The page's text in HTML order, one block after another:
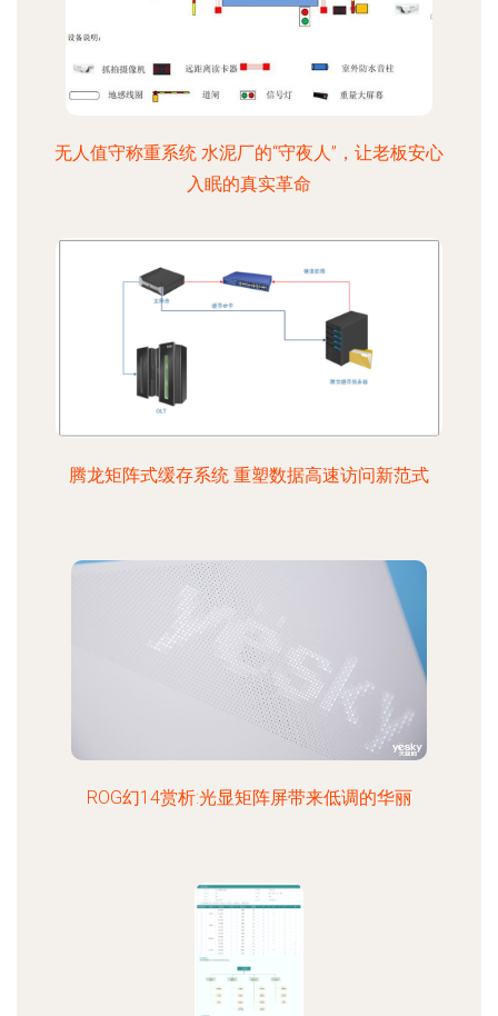
无人值守称重系统 水泥厂的“守夜人”，让老板安心
入眠的真实革命
腾龙矩阵式缓存系统 重塑数据高速访问新范式
ROG幻14赏析:光显矩阵屏带来低调的华丽